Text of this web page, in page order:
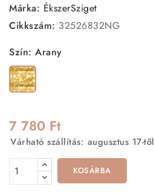
Márka: ÉkszerSziget
Cikkszám: 32526832NG
Szín: Arany
Arany
7 780 Ft
Várható szállítás: augusztus 17-től
KOSÁRBA